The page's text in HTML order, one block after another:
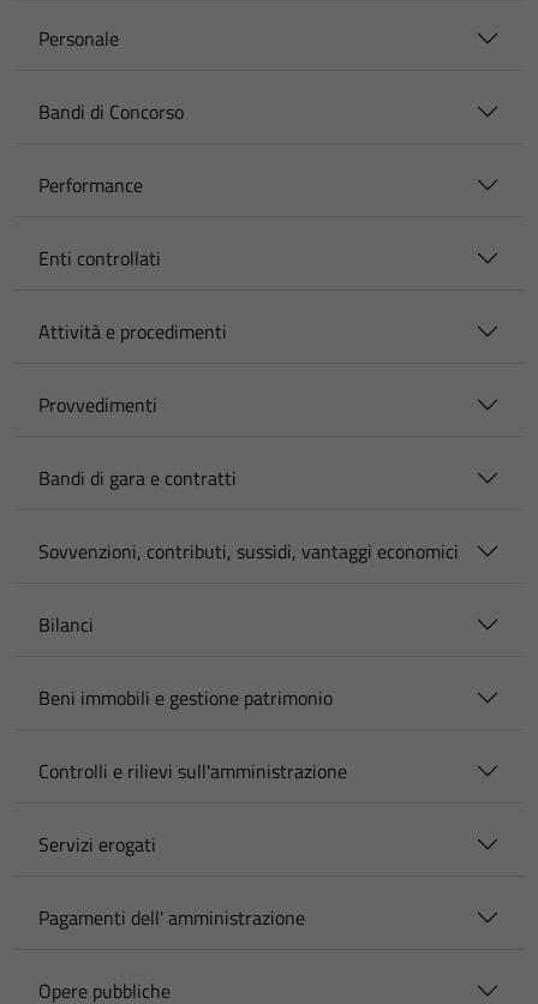
Personale
Bandi di Concorso
Performance
Enti controllati
Attività e procedimenti
Provvedimenti
Bandi di gara e contratti
Sovvenzioni, contributi, sussidi, vantaggi economici
Bilanci
Beni immobili e gestione patrimonio
Controlli e rilievi sull'amministrazione
Servizi erogati
Pagamenti dell' amministrazione
Opere pubbliche